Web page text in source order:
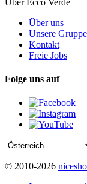
Über uns
Unsere Gruppe
Kontakt
Freie Jobs
Folge uns auf
© 2010-2026